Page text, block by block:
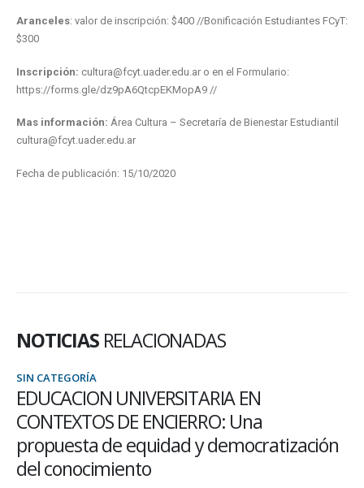
Aranceles: valor de inscripción: $400 //Bonificación Estudiantes FCyT:
$300
Inscripción: cultura@fcyt.uader.edu.ar o en el Formulario:
https://forms.gle/dz9pA6QtcpEKMopA9 //
Mas información: Área Cultura – Secretaría de Bienestar Estudiantil
cultura@fcyt.uader.edu.ar
Fecha de publicación: 15/10/2020
NOTICIAS RELACIONADAS
SIN CATEGORÍA
EDUCACION UNIVERSITARIA EN
CONTEXTOS DE ENCIERRO: Una
propuesta de equidad y democratización
del conocimiento